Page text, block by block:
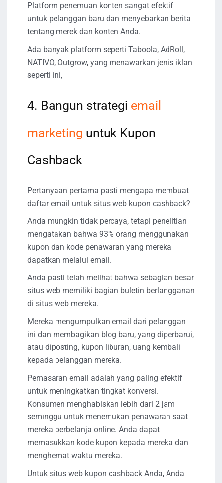
Platform penemuan konten sangat efektif
untuk pelanggan baru dan menyebarkan berita
tentang merek dan konten Anda.
Ada banyak platform seperti Taboola, AdRoll,
NATIVO, Outgrow, yang menawarkan jenis iklan
seperti ini,
4. Bangun strategi email
marketing untuk Kupon
Cashback
Pertanyaan pertama pasti mengapa membuat
daftar email untuk situs web kupon cashback?
Anda mungkin tidak percaya, tetapi penelitian
mengatakan bahwa 93% orang menggunakan
kupon dan kode penawaran yang mereka
dapatkan melalui email.
Anda pasti telah melihat bahwa sebagian besar
situs web memiliki bagian buletin berlangganan
di situs web mereka.
Mereka mengumpulkan email dari pelanggan
ini dan membagikan blog baru, yang diperbarui,
atau diposting, kupon liburan, uang kembali
kepada pelanggan mereka.
Pemasaran email adalah yang paling efektif
untuk meningkatkan tingkat konversi.
Konsumen menghabiskan lebih dari 2 jam
seminggu untuk menemukan penawaran saat
mereka berbelanja online. Anda dapat
memasukkan kode kupon kepada mereka dan
menghemat waktu mereka.
Untuk situs web kupon cashback Anda, Anda